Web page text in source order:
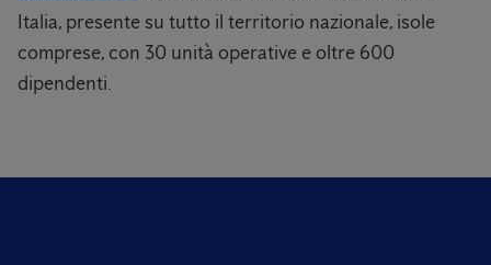
Italia, presente su tutto il territorio nazionale, isole
comprese, con 30 unità operative e oltre 600
dipendenti.